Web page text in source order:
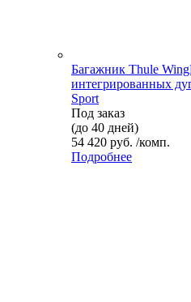
Багажник Thule
интегрированных
Sport
Под заказ
(до 40 дней)
54 420 руб. /комп.
Подробнее